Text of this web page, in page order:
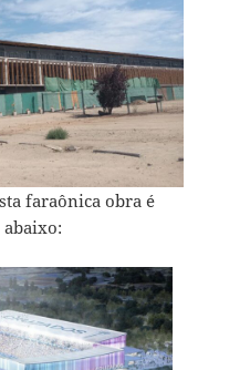
faraônica obra é